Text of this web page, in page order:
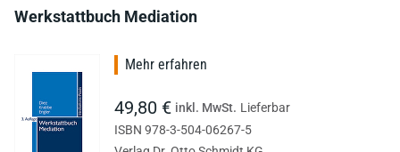
Werkstattbuch Mediation
Mehr erfahren
49,80 € inkl. MwSt. Lieferbar
ISBN 978-3-504-06267-5